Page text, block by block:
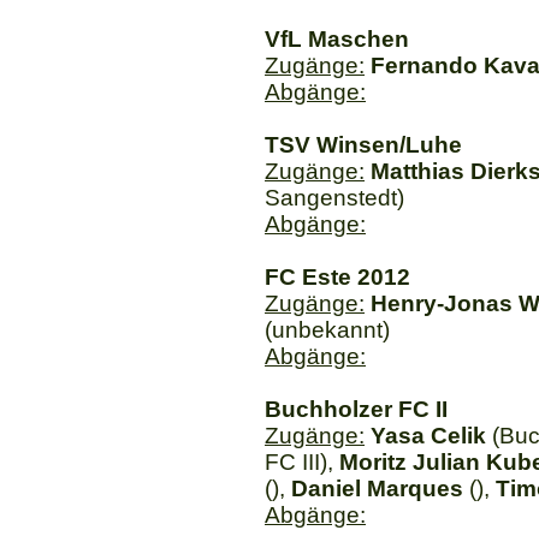
VfL Maschen
Zugänge: Fernando
Abgänge:
TSV Winsen/Luhe
Zugänge: Matthias
Sangenstedt)
Abgänge:
FC Este 2012
Zugänge: Henry-Jonas
(unbekannt)
Abgänge:
Buchholzer FC II
Zugänge: Yasa Celik
FC III), Moritz Julian
(), Daniel Marques (),
Abgänge: